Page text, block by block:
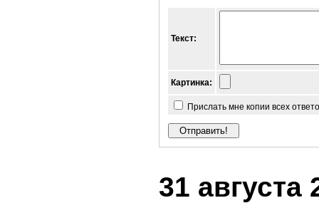
Текст:
Картинка:
Прислать мне копии всех
31 августа